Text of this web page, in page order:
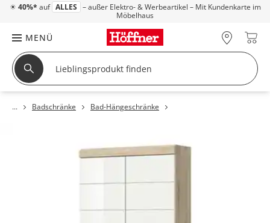
☀ 40%* auf ALLES – außer Elektro- & Werbeartikel – Mit Kundenkarte im
Möbelhaus
MENÜ
Badschränke Bad-Hängeschränke